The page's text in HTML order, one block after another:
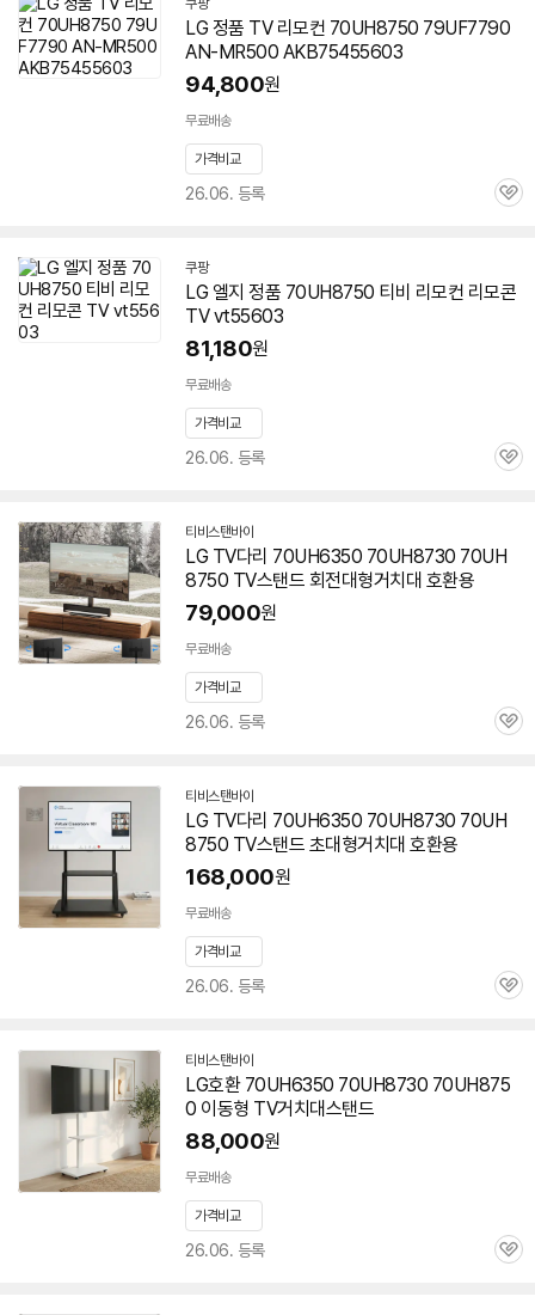
쿠팡
LG 정품 TV 리모컨 70UH8750 79UF7790
AN-MR500 AKB75455603
94,800원
무료배송
가격비교
26.06. 등록
관
쿠팡
LG 엘지 정품 70UH8750 티비 리모컨 리모콘
TV vt55603
81,180원
무료배송
가격비교
26.06. 등록
관
티비스탠바이네
이
버
이
LG TV다리 70UH6350 70UH8730 70UH
8750 TV스탠드 회전대형거치대 호환용
79,000원
무료배송
가격비교
26.06. 등록
관
티비스탠바이네
이
버
이
LG TV다리 70UH6350 70UH8730 70UH
8750 TV스탠드 초대형거치대 호환용
168,000원
무료배송
가격비교
26.06. 등록
관
티비스탠바이네
이
버
이
LG호환 70UH6350 70UH8730 70UH875
0 이동형 TV거치대스탠드
88,000원
무료배송
가격비교
26.06. 등록
관